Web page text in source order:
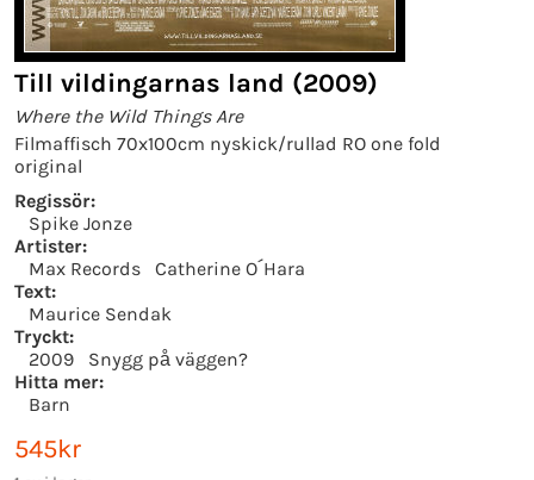
Till vildingarnas land (2009)
Where the Wild Things Are
Filmaffisch 70x100cm nyskick/rullad RO one fold
original
Regissör:
Spike Jonze
Artister:
Max Records
Catherine O´Hara
Text:
Maurice Sendak
Tryckt:
2009
Snygg på väggen?
Hitta mer:
Barn
545kr